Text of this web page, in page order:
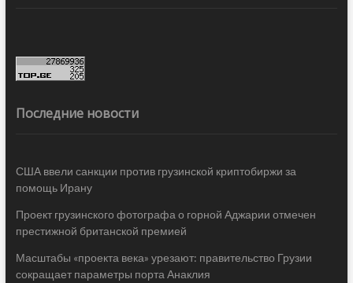
Последние новости
США ввели санкции против грузинской криптобиржи за
помощь Ирану
Проект грузинского фотографа о горной Аджарии отмечен
престижной британской премией
Масштабы «проекта века» урезают: правительство Грузии
сокращает параметры порта Анаклия